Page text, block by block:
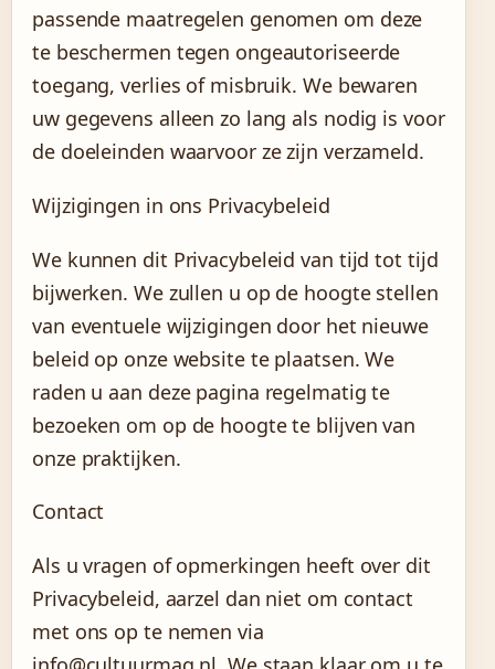
passende maatregelen genomen om deze
te beschermen tegen ongeautoriseerde
toegang, verlies of misbruik. We bewaren
uw gegevens alleen zo lang als nodig is voor
de doeleinden waarvoor ze zijn verzameld.
Wijzigingen in ons Privacybeleid
We kunnen dit Privacybeleid van tijd tot tijd
bijwerken. We zullen u op de hoogte stellen
van eventuele wijzigingen door het nieuwe
beleid op onze website te plaatsen. We
raden u aan deze pagina regelmatig te
bezoeken om op de hoogte te blijven van
onze praktijken.
Contact
Als u vragen of opmerkingen heeft over dit
Privacybeleid, aarzel dan niet om contact
met ons op te nemen via